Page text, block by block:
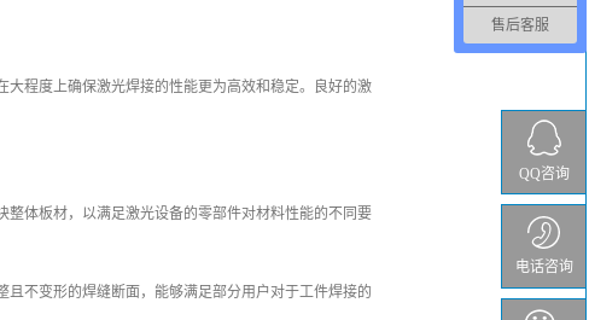
程度上确保激光焊接的性能更为高效和稳定。良好的激
体板材，以满足激光设备的零部件对材料性能的不同要
不变形的焊缝断面，能够满足部分用户对于工件焊接的
QQ咨询
电话咨询
售后客服